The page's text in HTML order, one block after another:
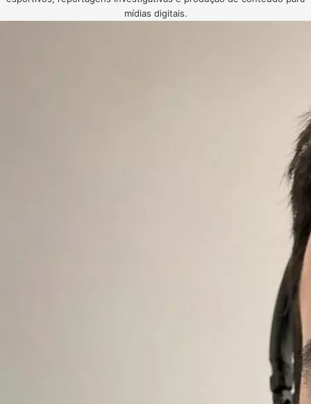
mídias digitais.